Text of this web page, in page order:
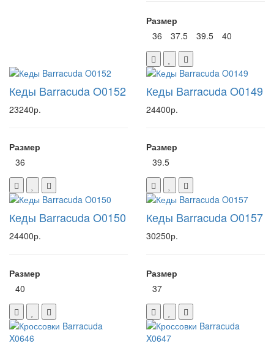
Размер
36
37.5 39.5 40
Кеды Barracuda O0152
23240р.
Размер
36
Кеды Barracuda O0149
24400р.
Размер
39.5
Кеды Barracuda O0150
24400р.
Размер
40
Кеды Barracuda O0157
30250р.
Размер
37